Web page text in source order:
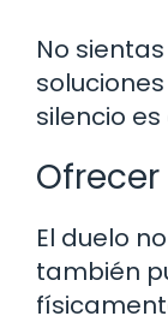
No
silencio
El duelo
también